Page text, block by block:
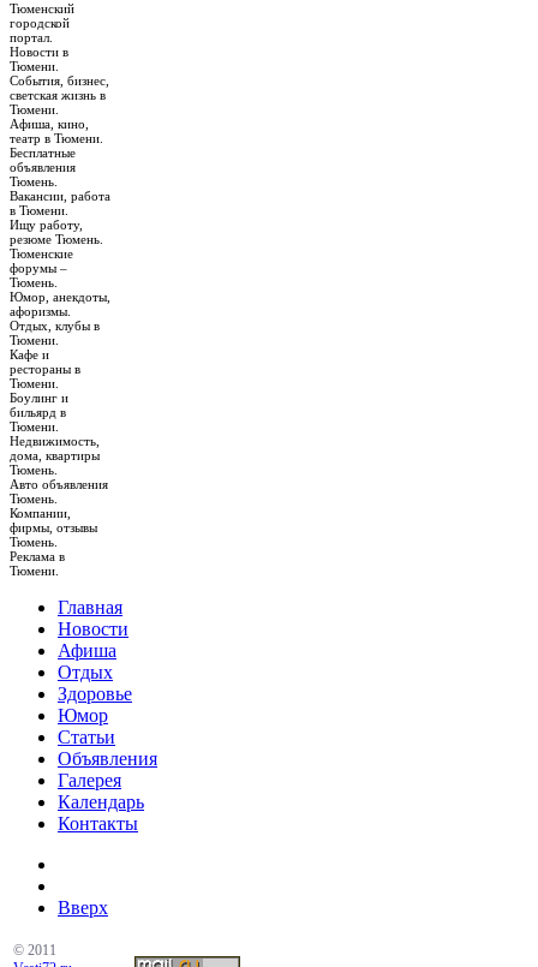
Тюменский
городской
портал.
Новости в
Тюмени.
События, бизнес,
светская жизнь в
Тюмени.
Афиша, кино,
театр в Тюмени.
Бесплатные
объявления
Тюмень.
Вакансии, работа
в Тюмени.
Ищу работу,
резюме Тюмень.
Тюменские
форумы –
Тюмень.
Юмор, анекдоты,
афоризмы.
Отдых, клубы в
Тюмени.
Кафе и
рестораны в
Тюмени.
Боулинг и
бильярд в
Тюмени.
Недвижимость,
дома, квартиры
Тюмень.
Авто объявления
Тюмень.
Компании,
фирмы, отзывы
Тюмень.
Реклама в
Тюмени.
Главная
Новости
Афиша
Отдых
Здоровье
Юмор
Статьи
Объявления
Галерея
Календарь
Контакты
Вверх
© 2011